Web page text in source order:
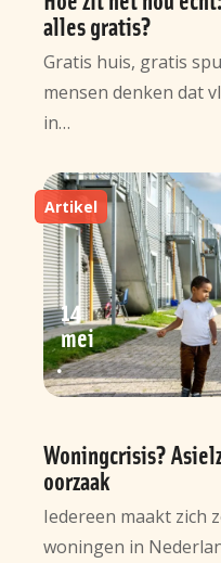
alles gratis?
Gratis huis, gratis
mensen denken dat
in…
Woningcrisis?
oorzaak
Artikel
14
mei
Iedereen maakt zich
woningen in